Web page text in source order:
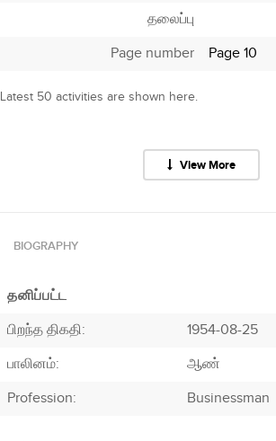
தலைப்பு
Page number
Page 10
Latest 50 activities are shown here.
View More
BIOGRAPHY
தனிப்பட்ட
பிறந்த திகதி:
1954-08-25
பாலினம்:
ஆண்
Profession: Businessman